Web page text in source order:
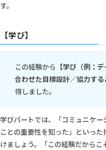
す。
【学び】
この経験から 【学び（例：
合わせた目標設計／協力する
得しました。
学びパートでは、「コミュニケ
ことの重要性を知った」といっ
けましょう。「この経験だから